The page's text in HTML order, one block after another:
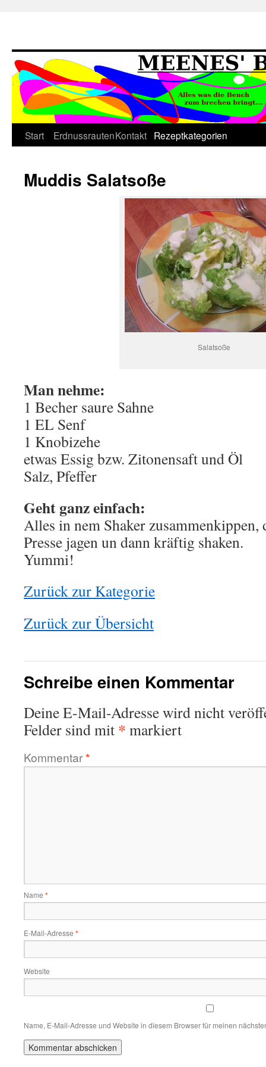
Springe
Inhalt
Start ErdnussrautenKontakt Rezeptkategorien
Muddis Salatsoße
Salatsoße
Man nehme:
1 Becher saure Sahne
1 EL Senf
1 Knobizehe
etwas Essig bzw. Zitonensaft und Öl
Salz, Pfeffer
Geht ganz einfach:
Alles in nem Shaker
Presse jagen un dann kräftig shaken.
Yummi!
Zurück zur Kategorie
Zurück zur Übersicht
Schreibe einen Kommentar
Deine E-Mail-Adresse wird nicht
Felder sind mit * markiert
Kommentar*
Name *
E-Mail-Adresse *
Website
Name, E-Mail-Adresse und Website in diesem Browser für meinen
This plugin created bymemory cards